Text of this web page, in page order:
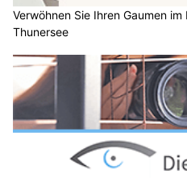
Verwöhnen Sie Ihren Gaumen
Thunersee